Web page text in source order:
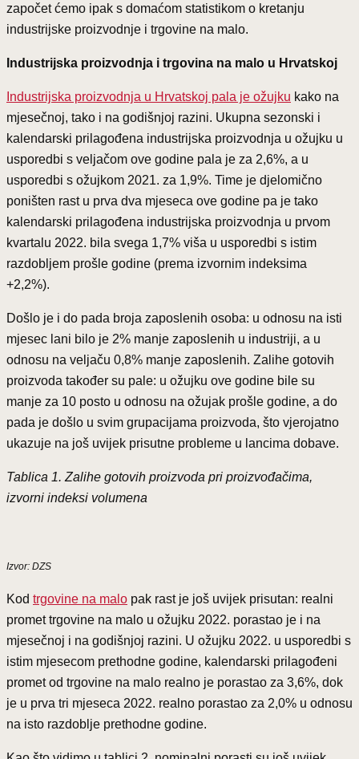
započet ćemo ipak s domaćom statistikom o kretanju
industrijske proizvodnje i trgovine na malo.
Industrijska proizvodnja i trgovina na malo u Hrvatskoj
Industrijska proizvodnja u Hrvatskoj pala je ožujku kako na
mjesečnoj, tako i na godišnjoj razini. Ukupna sezonski i
kalendarski prilagođena industrijska proizvodnja u ožujku u
usporedbi s veljačom ove godine pala je za 2,6%, a u
usporedbi s ožujkom 2021. za 1,9%. Time je djelomično
poništen rast u prva dva mjeseca ove godine pa je tako
kalendarski prilagođena industrijska proizvodnja u prvom
kvartalu 2022. bila svega 1,7% viša u usporedbi s istim
razdobljem prošle godine (prema izvornim indeksima
+2,2%).
Došlo je i do pada broja zaposlenih osoba: u odnosu na isti
mjesec lani bilo je 2% manje zaposlenih u industriji, a u
odnosu na veljaču 0,8% manje zaposlenih. Zalihe gotovih
proizvoda također su pale: u ožujku ove godine bile su
manje za 10 posto u odnosu na ožujak prošle godine, a do
pada je došlo u svim grupacijama proizvoda, što vjerojatno
ukazuje na još uvijek prisutne probleme u lancima dobave.
Tablica 1. Zalihe gotovih proizvoda pri proizvođačima,
izvorni indeksi volumena
Izvor: DZS
Kod trgovine na malo pak rast je još uvijek prisutan: realni
promet trgovine na malo u ožujku 2022. porastao je i na
mjesečnoj i na godišnjoj razini. U ožujku 2022. u usporedbi s
istim mjesecom prethodne godine, kalendarski prilagođeni
promet od trgovine na malo realno je porastao za 3,6%, dok
je u prva tri mjeseca 2022. realno porastao za 2,0% u odnosu
na isto razdoblje prethodne godine.